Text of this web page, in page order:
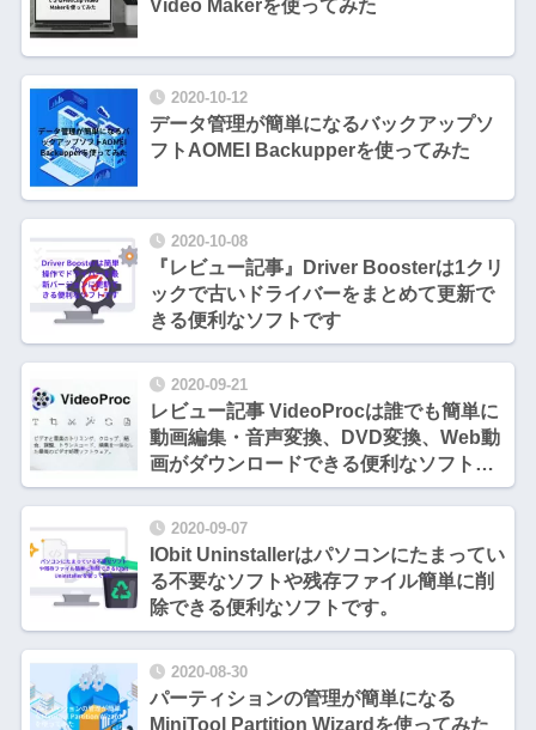
Video Makerを使ってみた
2020-10-12
データ管理が簡単になるバックアップソ
フトAOMEI Backupperを使ってみた
2020-10-08
『レビュー記事』Driver Boosterは1クリ
ックで古いドライバーをまとめて更新で
きる便利なソフトです
2020-09-21
レビュー記事 VideoProcは誰でも簡単に
動画編集・音声変換、DVD変換、Web動
画がダウンロードできる便利なソフトで
す
2020-09-07
IObit Uninstallerはパソコンにたまってい
る不要なソフトや残存ファイル簡単に削
除できる便利なソフトです。
2020-08-30
パーティションの管理が簡単になる
MiniTool Partition Wizardを使ってみた